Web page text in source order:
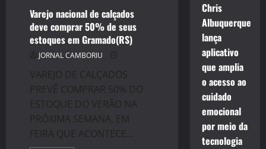
FUNCIONAL?
Varejo nacional de calçados
deve comprar 50% de seus
estoques em Gramado(RS)
JORNAL CAMBORIU
VAREJO DE CALÇADOS
PREVÊ COMPRAR 50% DO
ESTOQUE DO VERÃO NA
PRÓXIMA SEMANA, EM
FEIRA QUE ACONTECE...
Chris
Albuquerque
lança
aplicativo
que amplia
o acesso ao
cuidado
emocional
por meio da
tecnologia